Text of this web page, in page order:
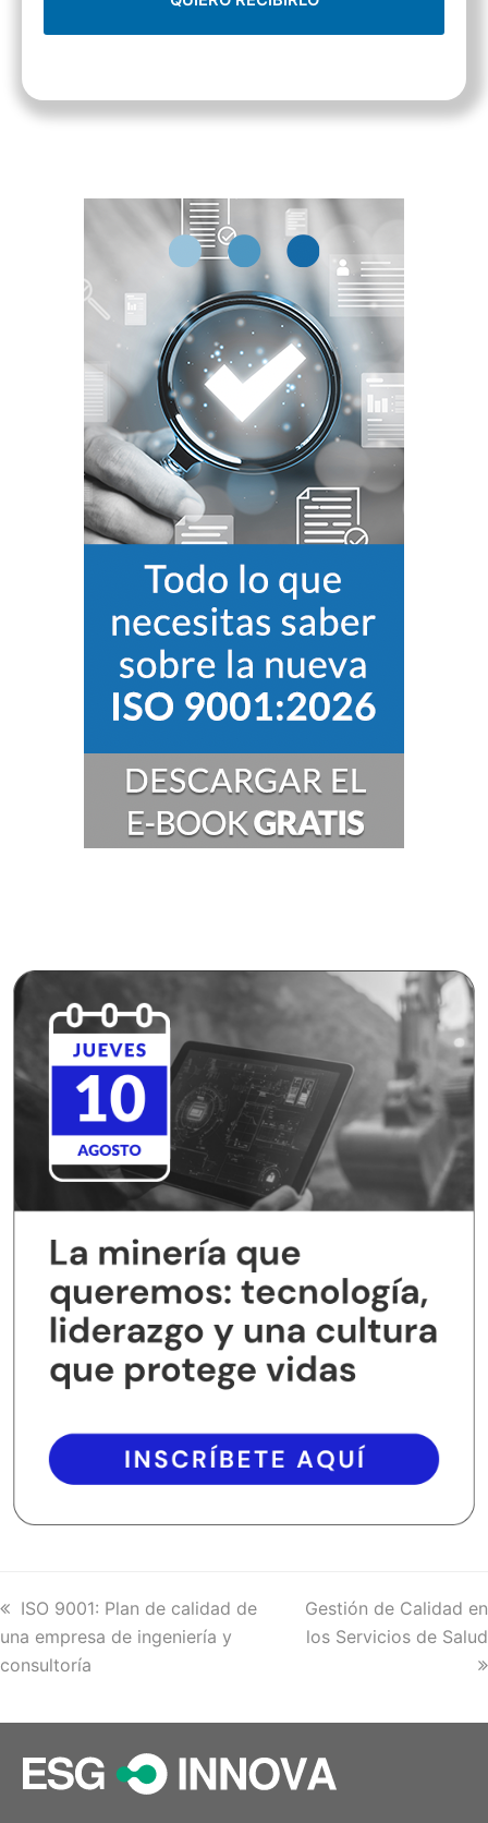
previous
post:
ISO 9001: Plan de calidad de
una empresa de ingeniería y
consultoría
next
post:
Gestión de Calidad en
los Servicios de Salud